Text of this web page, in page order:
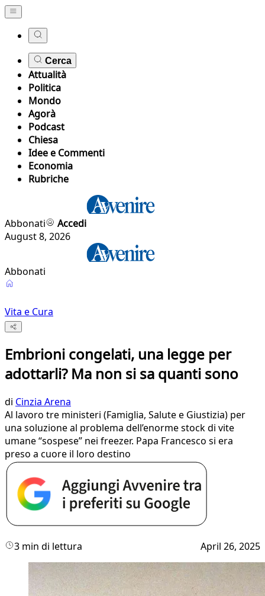
Cerca
Attualità
Politica
Mondo
Agorà
Podcast
Chiesa
Idee e Commenti
Economia
Rubriche
Abbonati
Accedi
August 8, 2026
Abbonati
Vita e Cura
Embrioni congelati, una legge per
adottarli? Ma non si sa quanti sono
di Cinzia Arena
Al lavoro tre ministeri (Famiglia, Salute e Giustizia) per
una soluzione al problema dell’enorme stock di vite
umane “sospese” nei freezer. Papa Francesco si era
preso a cuore il loro destino
3 min di lettura April 26, 2025